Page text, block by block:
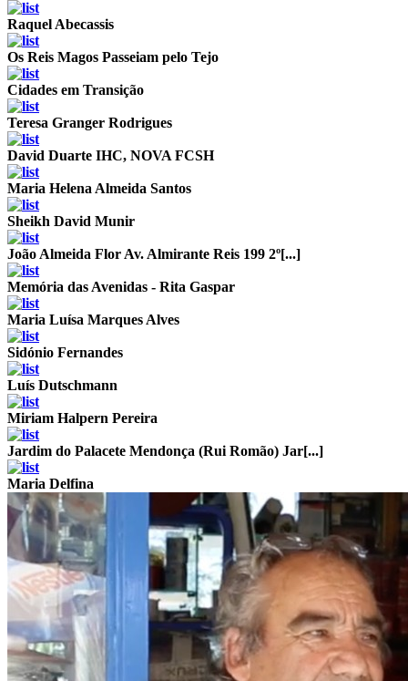
Raquel Abecassis
Os Reis Magos Passeiam pelo Tejo
Cidades em Transição
Teresa Granger Rodrigues
David Duarte IHC, NOVA FCSH
Maria Helena Almeida Santos
Sheikh David Munir
João Almeida Flor Av. Almirante Reis 199 2º[...]
Memória das Avenidas - Rita Gaspar
Maria Luísa Marques Alves
Sidónio Fernandes
Luís Dutschmann
Miriam Halpern Pereira
Jardim do Palacete Mendonça (Rui Romão) Jar[...]
Maria Delfina